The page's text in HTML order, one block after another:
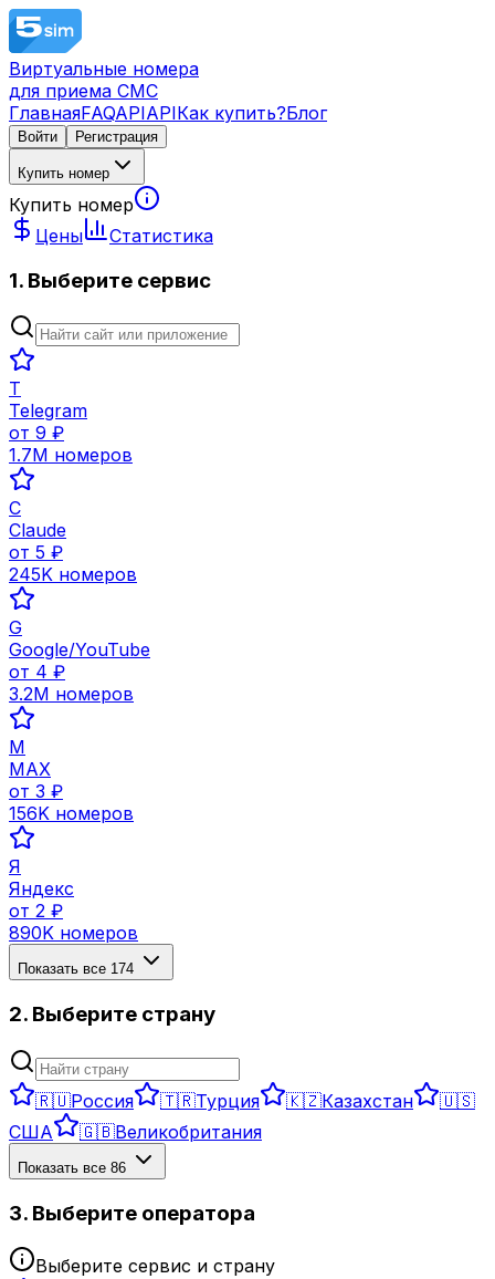
Виртуальные номера
для приема СМС
ГлавнаяFAQAPIAPIКак купить?Блог
Войти Регистрация
Купить номер
Купить номер
Цены
Статистика
1. Выберите сервис
T
Telegram
от 9 ₽
1.7M номеров
C
Claude
от 5 ₽
245K номеров
G
Google/YouTube
от 4 ₽
3.2M номеров
M
MAX
от 3 ₽
156K номеров
Я
Яндекс
от 2 ₽
890K номеров
Показать все 174
2. Выберите страну
🇷🇺Россия 🇹🇷Турция 🇰🇿Казахстан
🇺🇸
США
🇬🇧Великобритания
Показать все 86
3. Выберите оператора
Выберите сервис и страну